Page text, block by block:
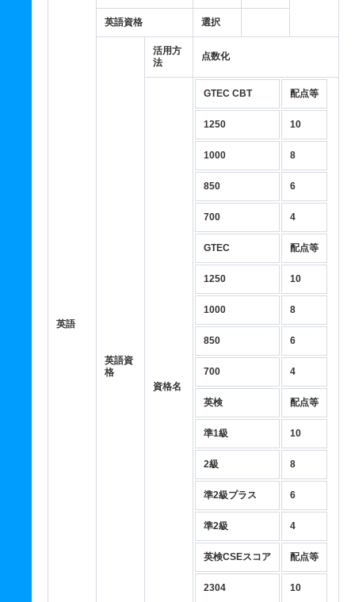
英語
英語資格 選択
英語資
格
活用方
法
点数化
資格名
GTEC CBT 配点等
1250 10
1000 8
850 6
700 4
GTEC 配点等
1250 10
1000 8
850 6
700 4
英検 配点等
準1級 10
2級 8
準2級プラス 6
準2級 4
英検CSEスコア 配点等
2304 10